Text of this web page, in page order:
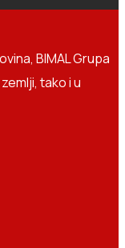
BIMAL Grupa
tako i u